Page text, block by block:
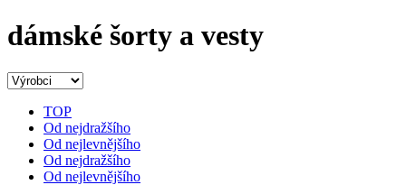
dámské šorty a vesty
TOP
Od nejdražšího
Od nejlevnějšího
Od nejdražšího
Od nejlevnějšího